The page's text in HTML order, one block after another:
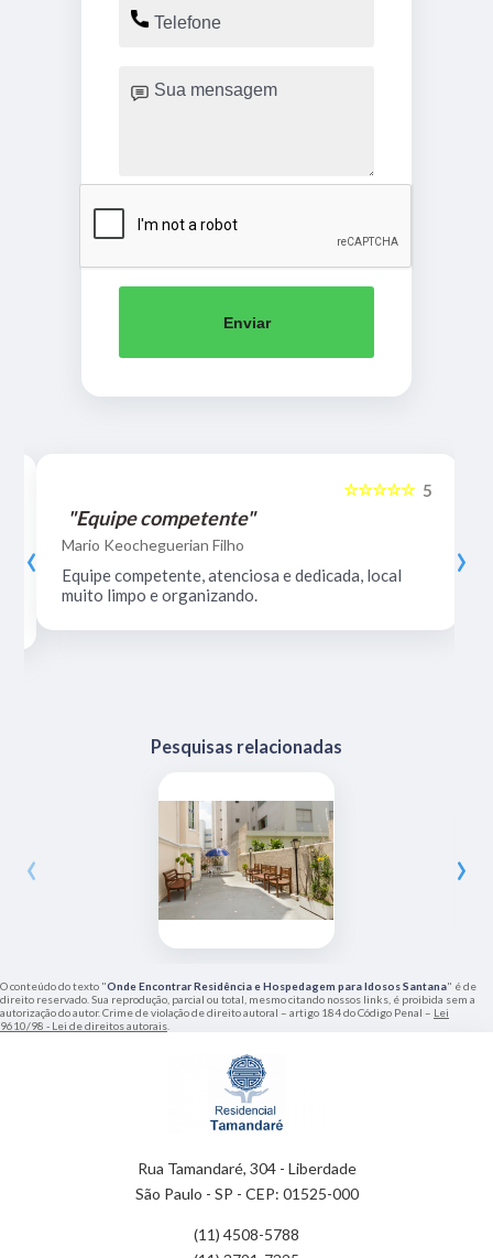
Enviar
5
☆☆☆☆☆
"Equipe competente"
Mario Keocheguerian Filho
Equipe competente, atenciosa e dedicada, local
muito limpo e organizando.
‹ ›
Pesquisas relacionadas
‹ ›
O conteúdo do texto "Onde Encontrar Residência e Hospedagem para Idosos Santana" é de
direito reservado. Sua reprodução, parcial ou total, mesmo citando nossos links, é proibida sem a
autorização do autor. Crime de violação de direito autoral – artigo 184 do Código Penal – Lei
9610/98 - Lei de direitos autorais
Rua Tamandaré, 304 - Liberdade
São Paulo - SP - CEP: 01525-000
(11) 4508-5788